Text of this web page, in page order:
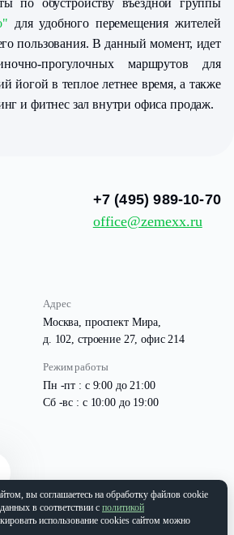
по обустройству въездной группы
для удобного перемещения жителей
пользования. В данный момент, идет
прогулочных маршрутов для
йогой в теплое летнее время, а также
и фитнес зал внутри офиса продаж.
Адрес
Москва, проспект Мира,
д. 102, строение 27, офис 214
Режим работы
Пн -пт : с 9:00 до 21:00
Сб -вс : с 10:00 до 19:00
+7 (495) 989-10-70
office@zemexx.ru
| ОГРН: 1177746937565
вы соглашаетесь на обработку файлов cookie
в соответствии с политикой
использование cookies сайтом можно